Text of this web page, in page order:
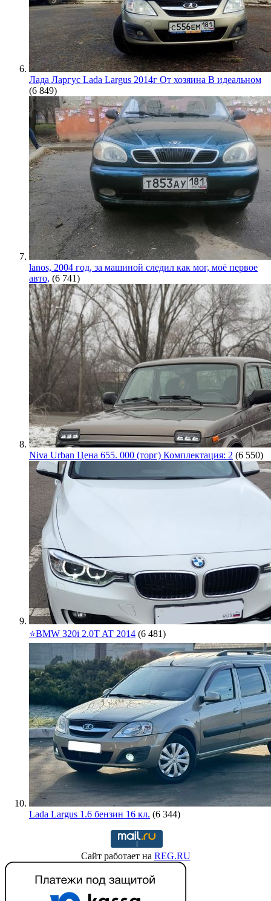
Лада Ларгус Lada Largus 2014г От хозяина В идеальном
(6 849)
lanos, 2004 год, за машиной следил как мог, моё первое
авто, (6 741)
Niva Urban Цена 655. 000 (торг) Комплектация: 2 (6 550)
⭐️BMW 320i 2.0T AT 2014 (6 481)
Lada Largus 1.6 бензин 16 кл. (6 344)
Сайт работает на REG.RU